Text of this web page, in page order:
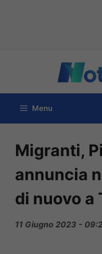
contenuto
Menu
Migranti,
annuncia
di nuovo a
11 Giugno 2023 -